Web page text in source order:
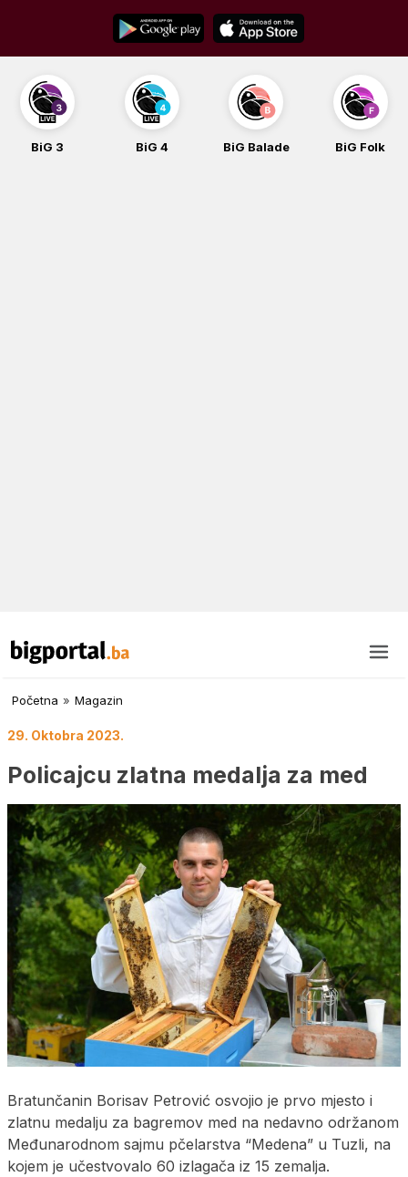
content
BiG 3 BiG 4 BiG Balade BiG Folk
Početna » Magazin
29. Oktobra 2023.
Policajcu zlatna medalja za med
Bratunčanin Borisav Petrović osvojio je prvo mjesto i
zlatnu medalju za bagremov med na nedavno održanom
Međunarodnom sajmu pčelarstva “Medena” u Tuzli, na
kojem je učestvovalo 60 izlagača iz 15 zemalja.